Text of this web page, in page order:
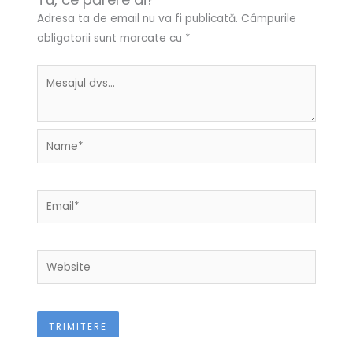
Adresa ta de email nu va fi publicată. Câmpurile
obligatorii sunt marcate cu *
Name*
Email*
Website